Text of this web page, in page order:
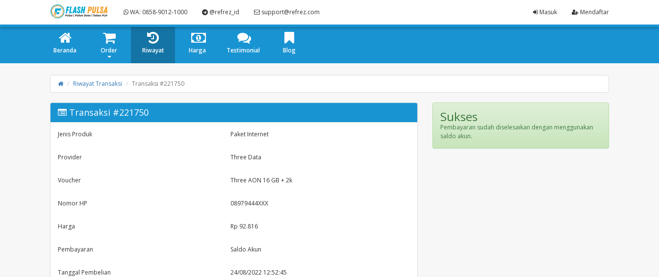
WA: 0858-9012-1000 @refrez_id support@refrez.com Masuk Mendaftar
Beranda Order Riwayat Harga Testimonial Blog
Riwayat Transaksi Transaksi #221750
Transaksi #221750
Jenis Produk Paket Internet
Provider Three Data
Voucher Three AON 16 GB + 2k
Nomor HP 08979444XXX
Harga Rp 92.816
Pembayaran Saldo Akun
Tanggal Pembelian 24/08/2022 12:52:45
Sukses
Pembayaran sudah diselesaikan dengan menggunakan
saldo akun.